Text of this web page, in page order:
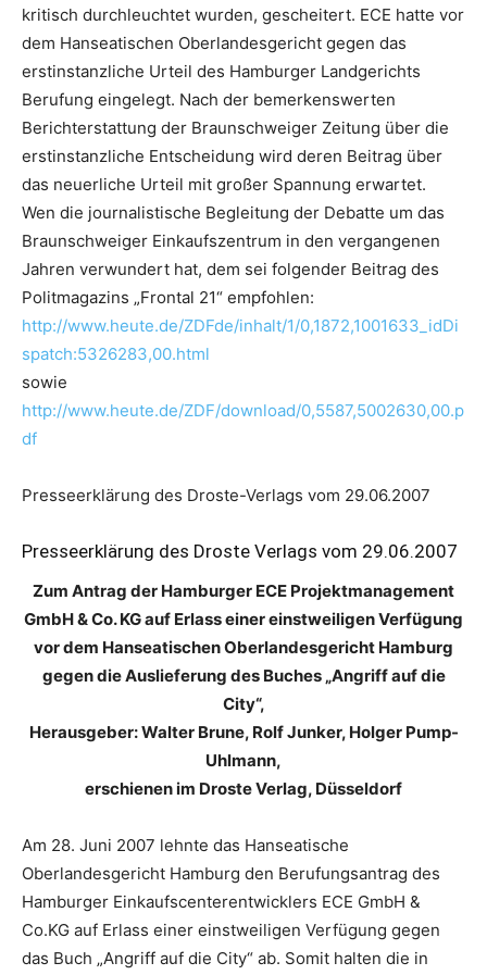
kritisch durchleuchtet wurden, gescheitert. ECE hatte vor
dem Hanseatischen Oberlandesgericht gegen das
erstinstanzliche Urteil des Hamburger Landgerichts
Berufung eingelegt. Nach der bemerkenswerten
Berichterstattung der Braunschweiger Zeitung über die
erstinstanzliche Entscheidung wird deren Beitrag über
das neuerliche Urteil mit großer Spannung erwartet.
Wen die journalistische Begleitung der Debatte um das
Braunschweiger Einkaufszentrum in den vergangenen
Jahren verwundert hat, dem sei folgender Beitrag des
Politmagazins „Frontal 21“ empfohlen:
http://www.heute.de/ZDFde/inhalt/1/0,1872,1001633_idDi
spatch:5326283,00.html
sowie
http://www.heute.de/ZDF/download/0,5587,5002630,00.p
df
Presseerklärung des Droste-Verlags vom 29.06.2007
Presseerklärung des Droste Verlags vom 29.06.2007
Zum Antrag der Hamburger ECE Projektmanagement
GmbH & Co. KG auf Erlass einer einstweiligen Verfügung
vor dem Hanseatischen Oberlandesgericht Hamburg
gegen die Auslieferung des Buches „Angriff auf die
City“,
Herausgeber: Walter Brune, Rolf Junker, Holger Pump-
Uhlmann,
erschienen im Droste Verlag, Düsseldorf
Am 28. Juni 2007 lehnte das Hanseatische
Oberlandesgericht Hamburg den Berufungsantrag des
Hamburger Einkaufscenterentwicklers ECE GmbH &
Co.KG auf Erlass einer einstweiligen Verfügung gegen
das Buch „Angriff auf die City“ ab. Somit halten die in